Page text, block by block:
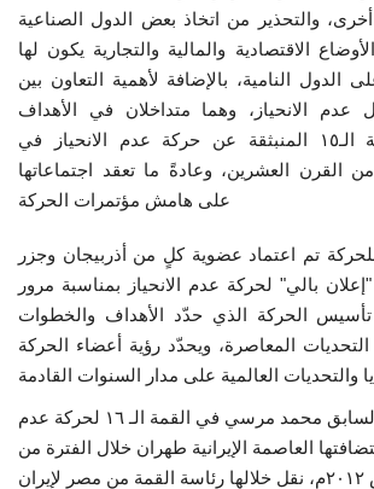
والتحذير من اتخاذ بعض الدول الصناعية
الاقتصادية والمالية والتجارية يكون لها
الدول النامية، بالإضافة لأهمية التعاون بين
الـ٧٧ ودول عدم الانحياز، وهما متداخلان في الأهداف
والعضوية، ومجموعة الـ١٥ المنبثقة عن حركة عدم الانحياز في
القرن العشرين، وعادةً ما تعقد اجتماعاتها
على هامش مؤتمرات الحركة
تم اعتماد عضوية كلٍ من أذربيجان وجزر
بالي" لحركة عدم الانحياز بمناسبة مرور
الحركة الذي حدّد الأهداف والخطوات
التحديات المعاصرة، ويحدّد رؤية أعضاء الحركة
وشارك الرئيس السابق محمد مرسي في القمة الـ ١٦ لحركة عدم
العاصمة الإيرانية طهران خلال الفترة من